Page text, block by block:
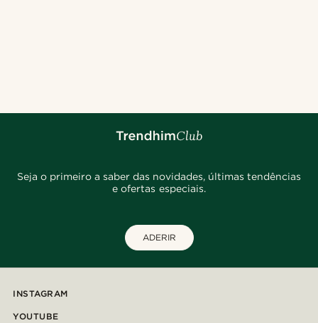
Seja o primeiro a saber das novidades, últimas tendências
e ofertas especiais.
ADERIR
INSTAGRAM
YOUTUBE